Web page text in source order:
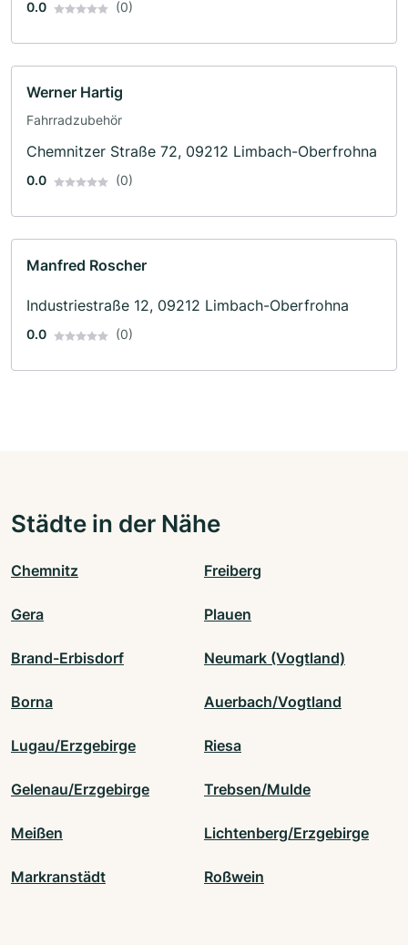
0.0 (0)
Werner Hartig
Fahrradzubehör
Chemnitzer Straße 72, 09212 Limbach-Oberfrohna
0.0 (0)
Manfred Roscher
Industriestraße 12, 09212 Limbach-Oberfrohna
0.0 (0)
Städte in der Nähe
Chemnitz Freiberg
Gera Plauen
Brand-Erbisdorf Neumark (Vogtland)
Borna Auerbach/Vogtland
Lugau/Erzgebirge Riesa
Gelenau/Erzgebirge Trebsen/Mulde
Meißen Lichtenberg/Erzgebirge
Markranstädt Roßwein